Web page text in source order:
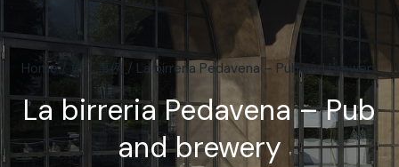
Home/ 施工事例 / La birreria Pedavena – Pub and brewery
La birreria Pedavena – Pub
and brewery